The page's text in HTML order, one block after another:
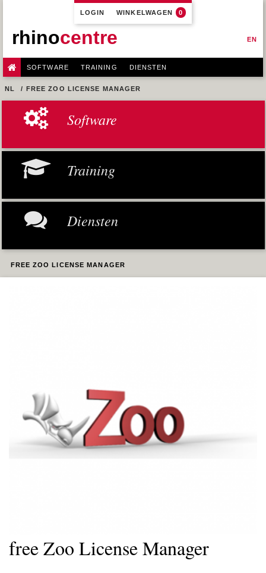
LOGIN WINKELWAGEN 0
EN
rhinocentre
SOFTWARE TRAINING DIENSTEN
NL FREE ZOO LICENSE MANAGER
Software
Training
Diensten
FREE ZOO LICENSE MANAGER
free Zoo License Manager